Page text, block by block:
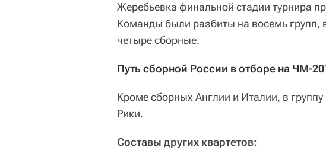
Жеребьевка финальной стадии турнира
Команды были разбиты на восемь групп,
четыре сборные.
Путь сборной России в отборе на ЧМ-
Кроме сборных Англии и Италии, в
Рики.
Составы других квартетов: